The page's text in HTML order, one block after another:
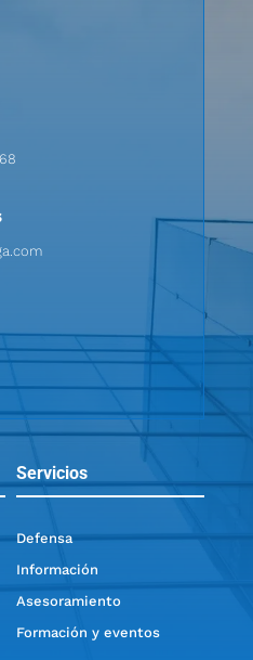
Servicios
Defensa
Información
Asesoramiento
Formación y eventos